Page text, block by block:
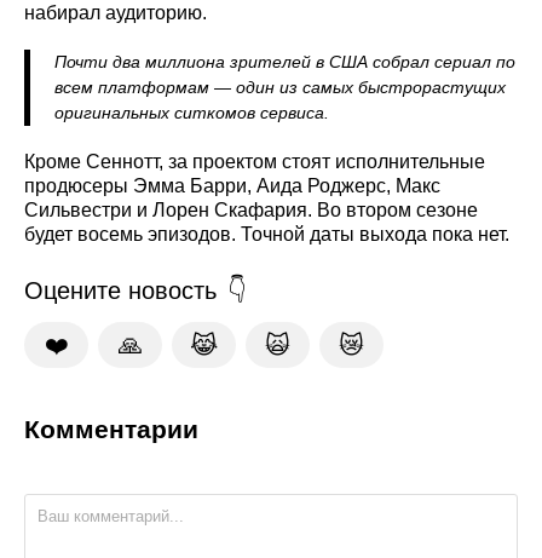
набирал аудиторию.
Почти два миллиона зрителей в США собрал сериал по
всем платформам — один из самых быстрорастущих
оригинальных ситкомов сервиса.
Кроме Сеннотт, за проектом стоят исполнительные
продюсеры Эмма Барри, Аида Роджерс, Макс
Сильвестри и Лорен Скафария. Во втором сезоне
будет восемь эпизодов. Точной даты выхода пока нет.
Оцените новость
❤️ 🙏 😹 🙀 😿
Комментарии